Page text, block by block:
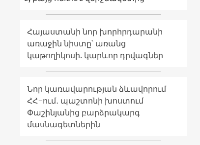
Հայաստանի նոր խորհրդարանի
առաջին նիստը՝ առանց
կաթողիկոսի. կարևոր դրվագներ
Նոր կառավարության ձևավորում
ՀՀ-ում․ պաշտոնի խոստում
Փաշինյանից բարձրակարգ
մասնագետներին